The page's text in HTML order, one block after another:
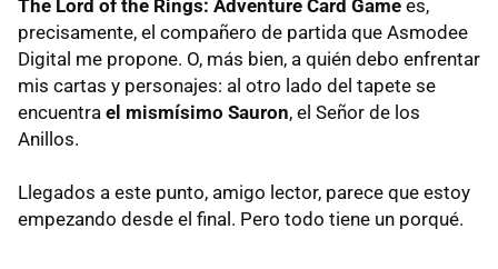
The Lord of the Rings: Adventure Card Game es,
precisamente, el compañero de partida que Asmodee
Digital me propone. O, más bien, a quién debo enfrentar
mis cartas y personajes: al otro lado del tapete se
encuentra el mismísimo Sauron, el Señor de los
Anillos.
Llegados a este punto, amigo lector, parece que estoy
empezando desde el final. Pero todo tiene un porqué.